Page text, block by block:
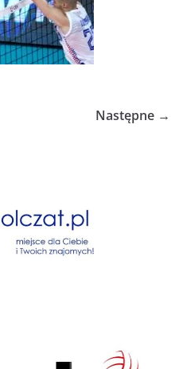
Następne →